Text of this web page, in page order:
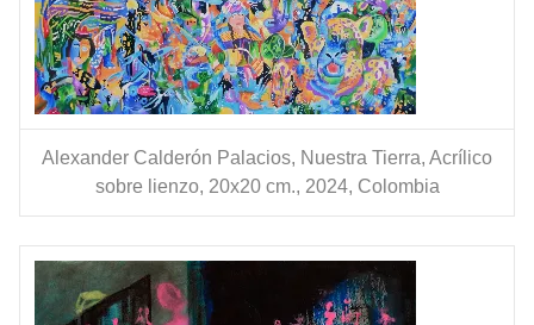
Alexander Calderón Palacios, Nuestra Tierra, Acrílico
sobre lienzo, 20x20 cm., 2024, Colombia